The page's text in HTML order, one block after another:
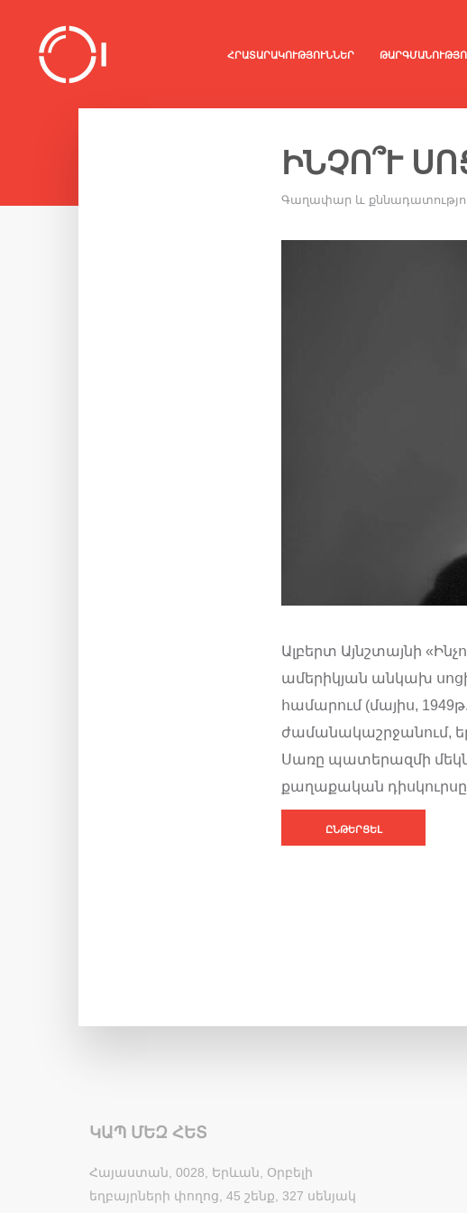
ՀՐԱՏԱՐԱԿՈՒԹՅՈՒՆՆԵՐ
ԻՆՉՈ՞Ւ
Գաղափար և
Ալբերտ Այնշտայնի
ամերիկյան անկախ
համարում (մայիս,
ժամանակաշրջանում,
Սառը պատերազմի
քաղաքական
ԸՆԹԵՐՑԵԼ
ԿԱՊ ՄԵԶ ՀԵՏ
Հայաստան, 0028, Երևան, Օրբելի
եղբայրների փողոց, 45 շենք, 327 սենյակ